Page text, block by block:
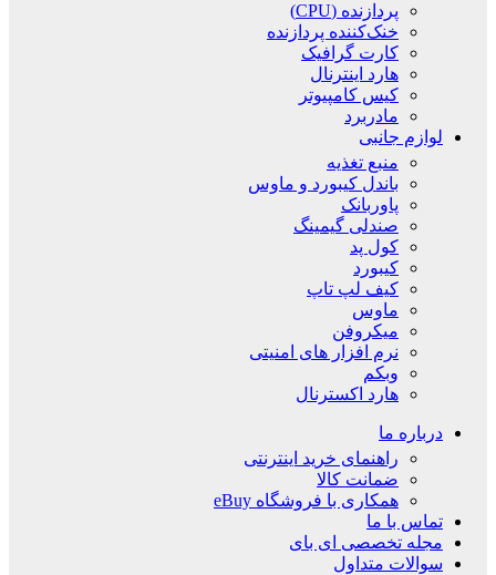
پردازنده (CPU)
خنک‌کننده پردازنده
کارت گرافیک
هارد اینترنال
کیس کامپیوتر
مادربرد
لوازم جانبی
منبع تغذیه
باندل کیبورد و ماوس
پاوربانک
صندلی گیمینگ
کول پد
کیبورد
کیف لپ تاپ
ماوس
میکروفن
نرم افزار های امنیتی
وبکم
هارد اکسترنال
درباره ما
راهنمای خرید اینترنتی
ضمانت کالا
همکاری با فروشگاه eBuy
تماس با ما
مجله تخصصی ای‌ بای
سوالات متداول